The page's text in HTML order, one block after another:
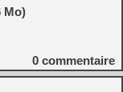
Mo)
0 commentaire